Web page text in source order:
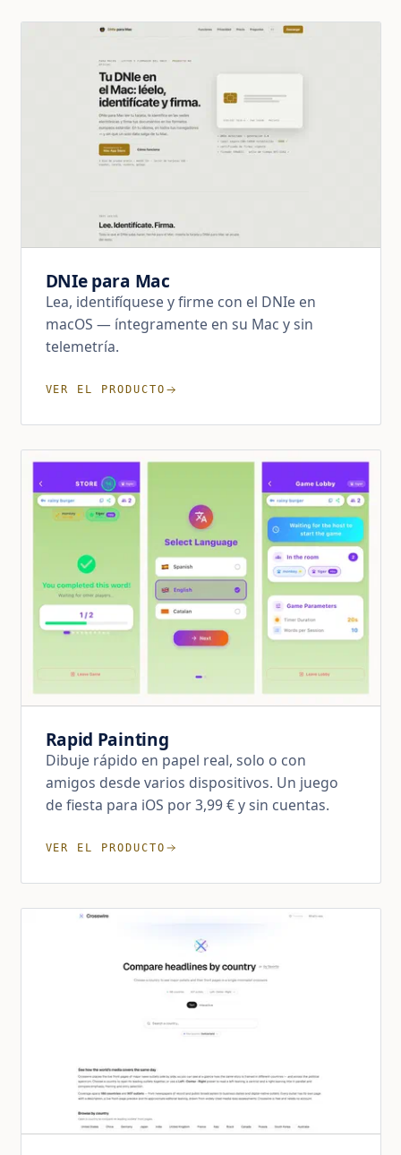
DNIe para Mac
Lea, identifíquese y firme con el DNIe en
macOS — íntegramente en su Mac y sin
telemetría.
VER EL PRODUCTO
Rapid Painting
Dibuje rápido en papel real, solo o con
amigos desde varios dispositivos. Un juego
de fiesta para iOS por 3,99 € y sin cuentas.
VER EL PRODUCTO